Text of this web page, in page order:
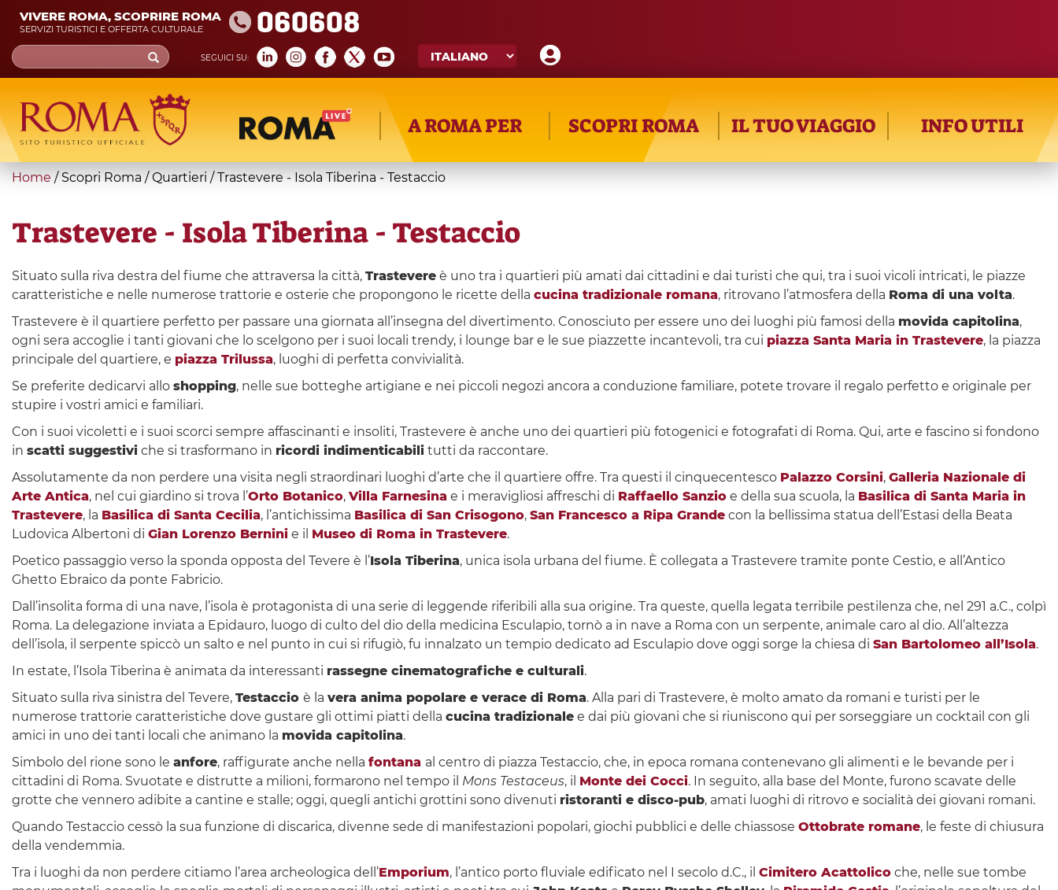
Skip
main
content
VIVERE ROMA, SCOPRIRE ROMA
SERVIZI TURISTICI E OFFERTA CULTURALE 060608
SEGUICI SU:
Search
form
Cerca
A ROMA PER SCOPRI ROMA IL TUO VIAGGIO INFO UTILI
You
here
Home / Scopri Roma /Quartieri /Trastevere - Isola Tiberina - Testaccio
Trastevere - Isola Tiberina - Testaccio
Situato sulla riva destra del fiume che attraversa la città, Trastevere è uno tra i quartieri più amati dai cittadini e dai turisti che qui, tra i suoi vicoli intricati, le piazze
caratteristiche e nelle numerose trattorie e osterie che propongono le ricette della cucina tradizionale romana, ritrovano l’atmosfera della Roma di una volta.
Trastevere è il quartiere perfetto per passare una giornata all’insegna del divertimento. Conosciuto per essere uno dei luoghi più famosi della movida capitolina,
ogni sera accoglie i tanti giovani che lo scelgono per i suoi locali trendy, i lounge bar e le sue piazzette incantevoli, tra cui piazza Santa Maria in Trastevere, la piazza
principale del quartiere, e piazza Trilussa, luoghi di perfetta convivialità.
Se preferite dedicarvi allo shopping, nelle sue botteghe artigiane e nei piccoli negozi ancora a conduzione familiare, potete trovare il regalo perfetto e originale per
stupire i vostri amici e familiari.
Con i suoi vicoletti e i suoi scorci sempre affascinanti e insoliti, Trastevere è anche uno dei quartieri più fotogenici e fotografati di Roma. Qui, arte e fascino si fondono
in scatti suggestivi che si trasformano in ricordi indimenticabili tutti da raccontare.
Assolutamente da non perdere una visita negli straordinari luoghi d’arte che il quartiere offre. Tra questi il cinquecentesco Palazzo Corsini, Galleria Nazionale di
Arte Antica, nel cui giardino si trova l’Orto Botanico, Villa Farnesina e i meravigliosi affreschi di Raffaello Sanzio e della sua scuola, la Basilica di Santa Maria in
Trastevere, la Basilica di Santa Cecilia, l’antichissima Basilica di San Crisogono, San Francesco a Ripa Grande con la bellissima statua dell’Estasi della Beata
Ludovica Albertoni di Gian Lorenzo Bernini e il Museo di Roma in Trastevere.
Poetico passaggio verso la sponda opposta del Tevere è l’Isola Tiberina, unica isola urbana del fiume. È collegata a Trastevere tramite ponte Cestio, e all’Antico
Ghetto Ebraico da ponte Fabricio.
Dall’insolita forma di una nave, l’isola è protagonista di una serie di leggende riferibili alla sua origine. Tra queste, quella legata terribile pestilenza che, nel 291 a.C., colpì
Roma. La delegazione inviata a Epidauro, luogo di culto del dio della medicina Esculapio, tornò a in nave a Roma con un serpente, animale caro al dio. All’altezza
dell’isola, il serpente spiccò un salto e nel punto in cui si rifugiò, fu innalzato un tempio dedicato ad Esculapio dove oggi sorge la chiesa di San Bartolomeo all’Isola.
In estate, l’Isola Tiberina è animata da interessanti rassegne cinematografiche e culturali.
Situato sulla riva sinistra del Tevere, Testaccio è la vera anima popolare e verace di Roma. Alla pari di Trastevere, è molto amato da romani e turisti per le
numerose trattorie caratteristiche dove gustare gli ottimi piatti della cucina tradizionale e dai più giovani che si riuniscono qui per sorseggiare un cocktail con gli
amici in uno dei tanti locali che animano la movida capitolina.
Simbolo del rione sono le anfore, raffigurate anche nella fontana al centro di piazza Testaccio, che, in epoca romana contenevano gli alimenti e le bevande per i
cittadini di Roma. Svuotate e distrutte a milioni, formarono nel tempo il Mons Testaceus, il Monte dei Cocci. In seguito, alla base del Monte, furono scavate delle
grotte che vennero adibite a cantine e stalle; oggi, quegli antichi grottini sono divenuti ristoranti e disco-pub, amati luoghi di ritrovo e socialità dei giovani romani.
Quando Testaccio cessò la sua funzione di discarica, divenne sede di manifestazioni popolari, giochi pubblici e delle chiassose Ottobrate romane, le feste di chiusura
della vendemmia.
Tra i luoghi da non perdere citiamo l’area archeologica dell’Emporium, l’antico porto fluviale edificato nel I secolo d.C., il Cimitero Acattolico che, nelle sue tombe